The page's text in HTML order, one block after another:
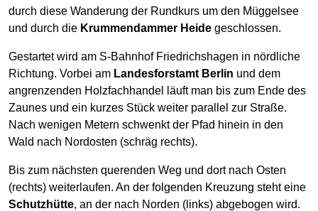
durch diese Wanderung der Rundkurs um den Müggelsee
und durch die Krummendammer Heide geschlossen.
Gestartet wird am S-Bahnhof Friedrichshagen in nördliche
Richtung. Vorbei am Landesforstamt Berlin und dem
angrenzenden Holzfachhandel läuft man bis zum Ende des
Zaunes und ein kurzes Stück weiter parallel zur Straße.
Nach wenigen Metern schwenkt der Pfad hinein in den
Wald nach Nordosten (schräg rechts).
Bis zum nächsten querenden Weg und dort nach Osten
(rechts) weiterlaufen. An der folgenden Kreuzung steht eine
Schutzhütte, an der nach Norden (links) abgebogen wird.